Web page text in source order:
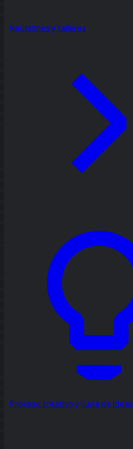
Reuniones y talleres
Proceso creativo y lluvia de ideas